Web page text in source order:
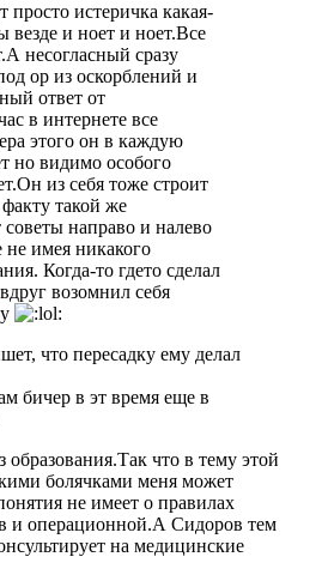
просто истеричка какая-
везде и ноет и ноет.Все
несогласный сразу
ор из оскорблений и
ответ от
в интернете все
этого он в каждую
но видимо особого
из себя тоже строит
такой же
советы направо и налево
не имея никакого
Когда-то гдето сделал
возомнил себя
что пересадку ему делал
бичер в эт время еще в
образования.Так что в тему этой
болячками меня может
не имеет о правилах
и операционной.А Сидоров тем
на медицинские